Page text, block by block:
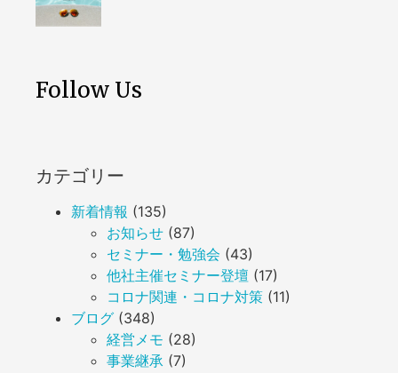
Follow Us
カテゴリー
新着情報 (135)
お知らせ (87)
セミナー・勉強会 (43)
他社主催セミナー登壇 (17)
コロナ関連・コロナ対策 (11)
ブログ (348)
経営メモ (28)
事業継承 (7)